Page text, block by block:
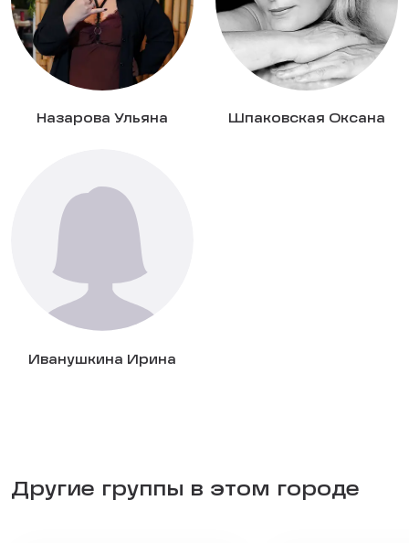
Назарова Ульяна Шпаковская Оксана
Иванушкина Ирина
Другие группы в этом городе